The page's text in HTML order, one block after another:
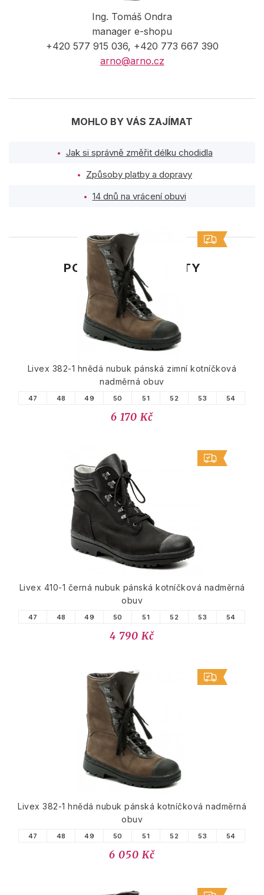
Ing. Tomáš Ondra
manager e-shopu
+420 577 915 036, +420 773 667 390
arno@arno.cz
MOHLO BY VÁS ZAJÍMAT
Jak si správně změřit délku chodidla
Způsoby platby a dopravy
14 dnů na vrácení obuvi
PODOBNÉ PRODUKTY
Livex 382-1 hnědá nubuk pánská zimní kotníčková
nadměrná obuv
47 48 49 50 51 52 53 54
6 170 Kč
Livex 410-1 černá nubuk pánská kotníčková nadměrná
obuv
47 48 49 50 51 52 53 54
4 790 Kč
Livex 382-1 hnědá nubuk pánská kotníčková nadměrná
obuv
47 48 49 50 51 52 53 54
6 050 Kč